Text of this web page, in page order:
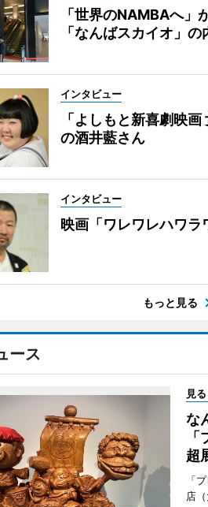
「世界のNAMBAへ」
「なんばスカイオ」
インタビュー
「よしもと新喜劇映
の酒井藍さん
インタビュー
映画「ワレワレハワ
もっと見る
ース
見
な
超
「
店